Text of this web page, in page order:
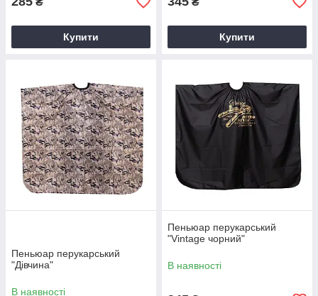
Купити Купити
Пеньюар перукарський
"Дівчина"
В наявності
Пеньюар перукарський
"Vintage чорний"
В наявності